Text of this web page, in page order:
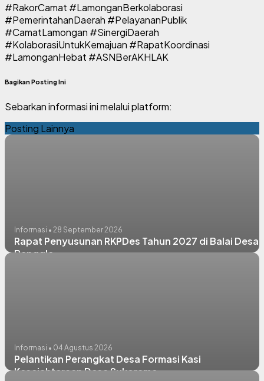
#RakorCamat #LamonganBerkolaborasi
#PemerintahanDaerah #PelayananPublik
#CamatLamongan #SinergiDaerah
#KolaborasiUntukKemajuan #RapatKoordinasi
#LamonganHebat #ASNBerAKHLAK
Bagikan Posting Ini
Sebarkan informasi ini melalui platform:
Posting Lainnya
Informasi • 28 September 2026
Rapat Penyusunan RKPDes Tahun 2027 di Balai Desa
Banggle
Informasi • 04 Agustus 2026
Pelantikan Perangkat Desa Formasi Kasi
Kesejahteraan Desa Sukorame